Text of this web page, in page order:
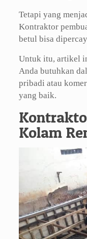
Tetapi yang
Kontraktor
betul bisa
Untuk itu, artikel
Anda butuhkan
pribadi atau
yang baik.
Kolam